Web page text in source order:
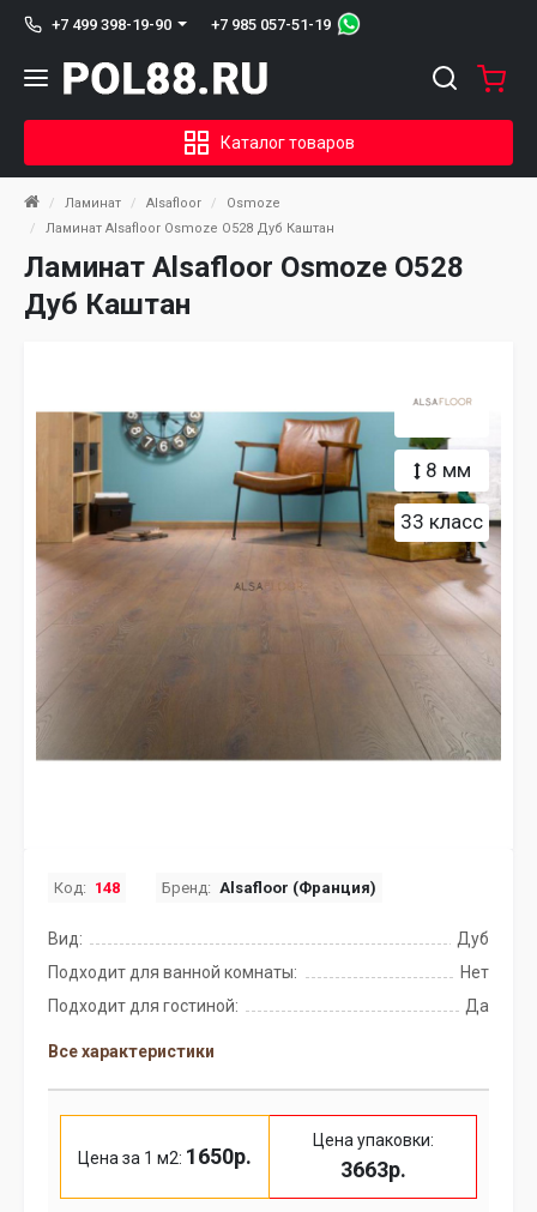
+7 499 398-19-90 +7 985 057-51-19
Каталог товаров
Ламинат Alsafloor
Osmoze
Ламинат Alsafloor Osmoze O528 Дуб Каштан
Ламинат Alsafloor Osmoze O528
Дуб Каштан
8 мм
33 класс
Код: 148 Бренд: Alsafloor (Франция)
Вид:
Дуб
Подходит для ванной комнаты:
Нет
Подходит для гостиной:
Да
Все характеристики
Цена за 1 м2: 1650р.
Цена упаковки:
3663р.